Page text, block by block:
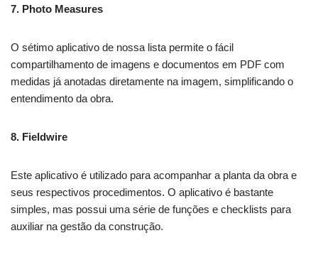
7. Photo Measures
O sétimo aplicativo de nossa lista permite o fácil
compartilhamento de imagens e documentos em PDF com
medidas já anotadas diretamente na imagem, simplificando o
entendimento da obra.
8. Fieldwire
Este aplicativo é utilizado para acompanhar a planta da obra e
seus respectivos procedimentos. O aplicativo é bastante
simples, mas possui uma série de funções e checklists para
auxiliar na gestão da construção.